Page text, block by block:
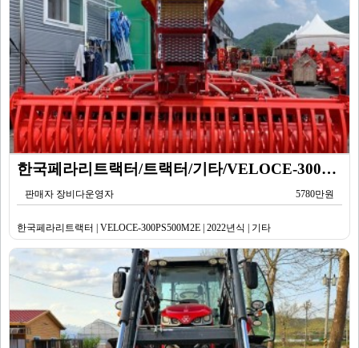
한국페라리트랙터/트랙터/기타/VELOCE-300PS500M2E/2022년식
판매자 장비다운영자 5780만원
한국페라리트랙터 | VELOCE-300PS500M2E | 2022년식 | 기타